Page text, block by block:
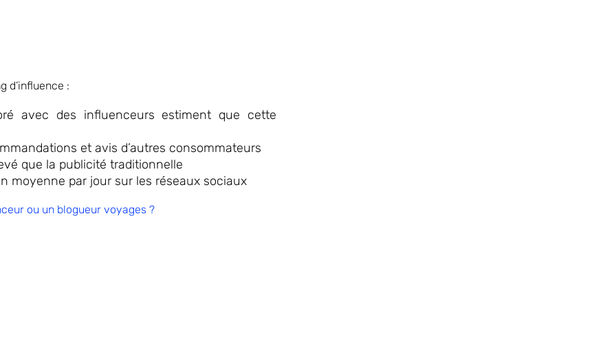
d’influence :
avec des influenceurs estiment que cette
et avis d’autres consommateurs
que la publicité traditionnelle
moyenne par jour sur les réseaux sociaux
ou un blogueur voyages ?